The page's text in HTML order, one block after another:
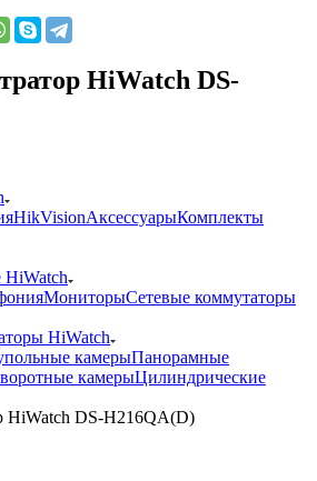
HiWatch DS-
HikVisionАксессуарыКомплекты
МониторыСетевые коммутаторы
HiWatch
камерыПанорамные
камерыЦилиндрические
HiWatch DS-H216QA(D)